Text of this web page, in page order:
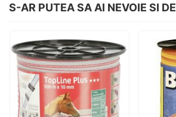
S-AR PUTEA SA AI NEVOIE SI DE